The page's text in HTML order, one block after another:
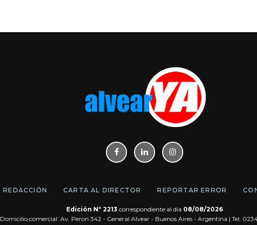
REDACCIÓN CARTA AL DIRECTOR REPORTAR ERROR
Edición Nº 2213 correspondiente al día 08/08/2026
Domicilio comercial: Av. Peron 342 - General Alvear - Buenos Aires - Argentina | Tel: